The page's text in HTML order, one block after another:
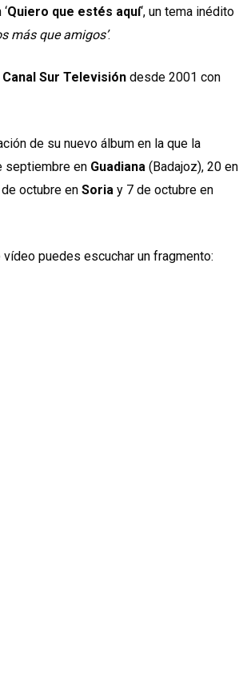
Quiero que estés aquí‘, un tema inédito
más que amigos’.
Canal Sur Televisióndesde 2001 con
de su nuevo álbum en la que la
septiembre en Guadiana (Badajoz), 20 en
de octubre enSoria y 7 de octubre en
puedes escuchar un fragmento: